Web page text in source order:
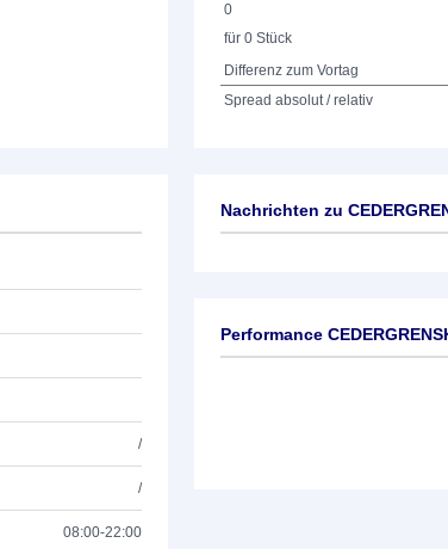
0
für 0 Stück
Differenz zum Vortag
Spread absolut / relativ
/
/
08:00-22:00
Nachrichten zu
Performance